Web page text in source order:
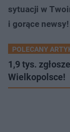
sytuacji w
i gorące
POLECANY
1,9 tys.
Wielkopolsce!